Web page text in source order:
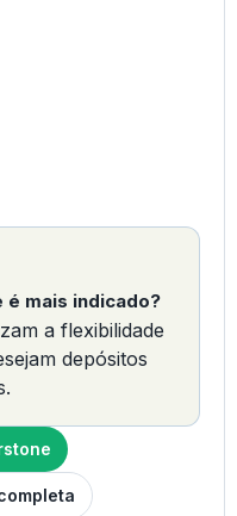
é mais indicado?
a flexibilidade
depósitos